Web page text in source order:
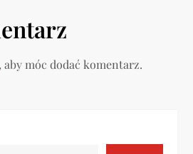
, aby móc dodać komentarz.